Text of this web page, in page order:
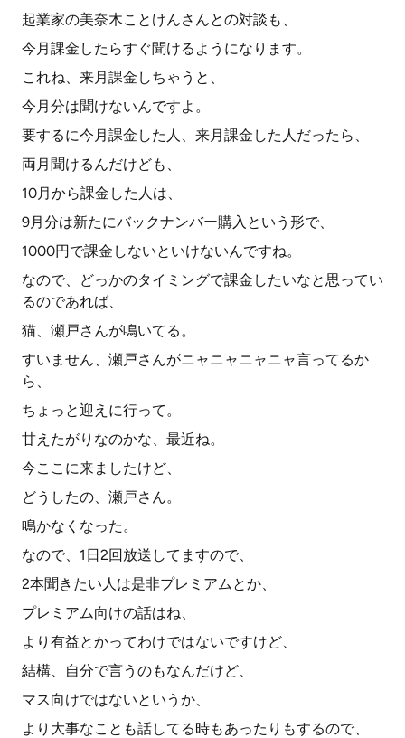
起業家の美奈木ことけんさんとの対談も、
今月課金したらすぐ聞けるようになります。
これね、来月課金しちゃうと、
今月分は聞けないんですよ。
要するに今月課金した人、来月課金した人だったら、
両月聞けるんだけども、
10月から課金した人は、
9月分は新たにバックナンバー購入という形で、
1000円で課金しないといけないんですね。
なので、どっかのタイミングで課金したいなと思ってい
るのであれば、
猫、瀬戸さんが鳴いてる。
すいません、瀬戸さんがニャニャニャニャ言ってるか
ら、
ちょっと迎えに行って。
甘えたがりなのかな、最近ね。
今ここに来ましたけど、
どうしたの、瀬戸さん。
鳴かなくなった。
なので、1日2回放送してますので、
2本聞きたい人は是非プレミアムとか、
プレミアム向けの話はね、
より有益とかってわけではないですけど、
結構、自分で言うのもなんだけど、
マス向けではないというか、
より大事なことも話してる時もあったりもするので、